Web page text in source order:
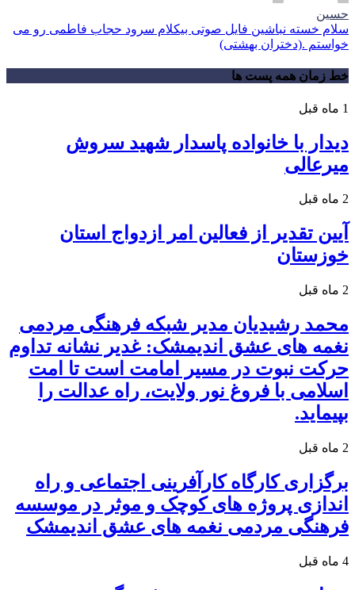
حسین
سلام خسته نباشین فایل صوتی بیکلام سرود حجاب فاطمی رو می
خواستم .(دختران بهشتی)
خط زمان همه پست ها
1 ماه قبل
دیدار با خانواده پاسدار شهید سروش
میرعالی
2 ماه قبل
آیین تقدیر از فعالین امر ازدواج استان
خوزستان
2 ماه قبل
محمد رشیدیان مدیر شبکه فرهنگی مردمی
نغمه های عشق اندیمشک: غدیر نشانه تداوم
حرکت نبوت در مسیر امامت است تا امت
اسلامی با فروغ نور ولایت، راه عدالت را
بپیماید.
2 ماه قبل
برگزاری کارگاه کارآفرینی اجتماعی و راه
اندازی پروژه های کوچک و موثر در موسسه
فرهنگی مردمی نغمه های عشق اندیمشک
4 ماه قبل